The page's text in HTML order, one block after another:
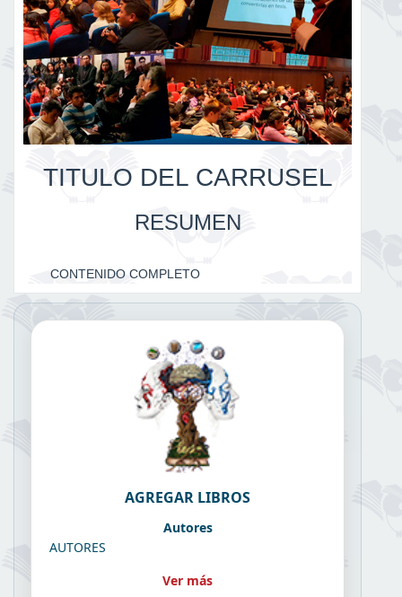
TITULO DEL CARRUSEL
RESUMEN
CONTENIDO COMPLETO
AGREGAR LIBROS
Autores
AUTORES
Ver más